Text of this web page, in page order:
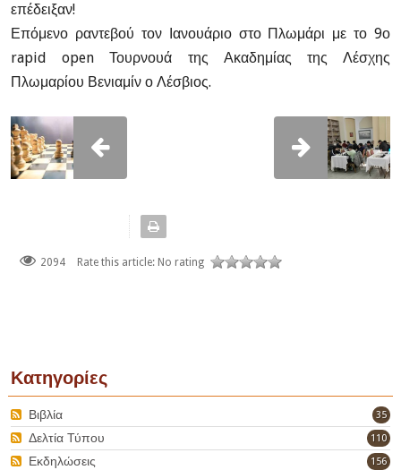
επέδειξαν!
Επόμενο ραντεβού τον Ιανουάριο στο Πλωμάρι με το 9ο
rapid open Τουρνουά
της Ακαδημίας της Λέσχης
Πλωμαρίου Βενιαμίν ο Λέσβιος.
2094 Rate this article: No rating
Κατηγορίες
35
Βιβλία
110
Δελτία Τύπου
156
Εκδηλώσεις